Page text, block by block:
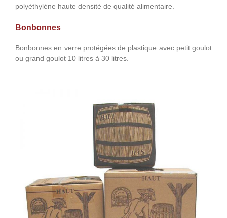
polyéthylène haute densité de qualité alimentaire.
Bonbonnes
Bonbonnes en verre protégées de plastique avec petit goulot
ou grand goulot 10 litres à 30 litres.